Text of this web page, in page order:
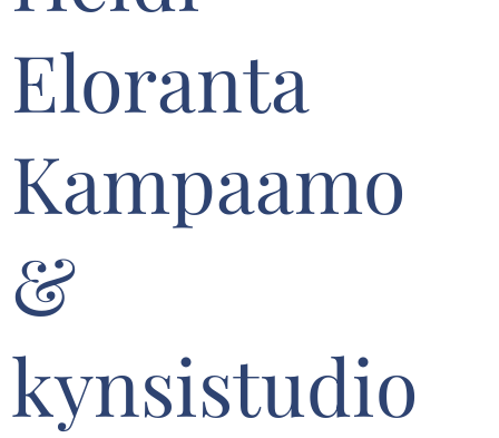
Eloranta
Kampaamo
&
kynsistudio